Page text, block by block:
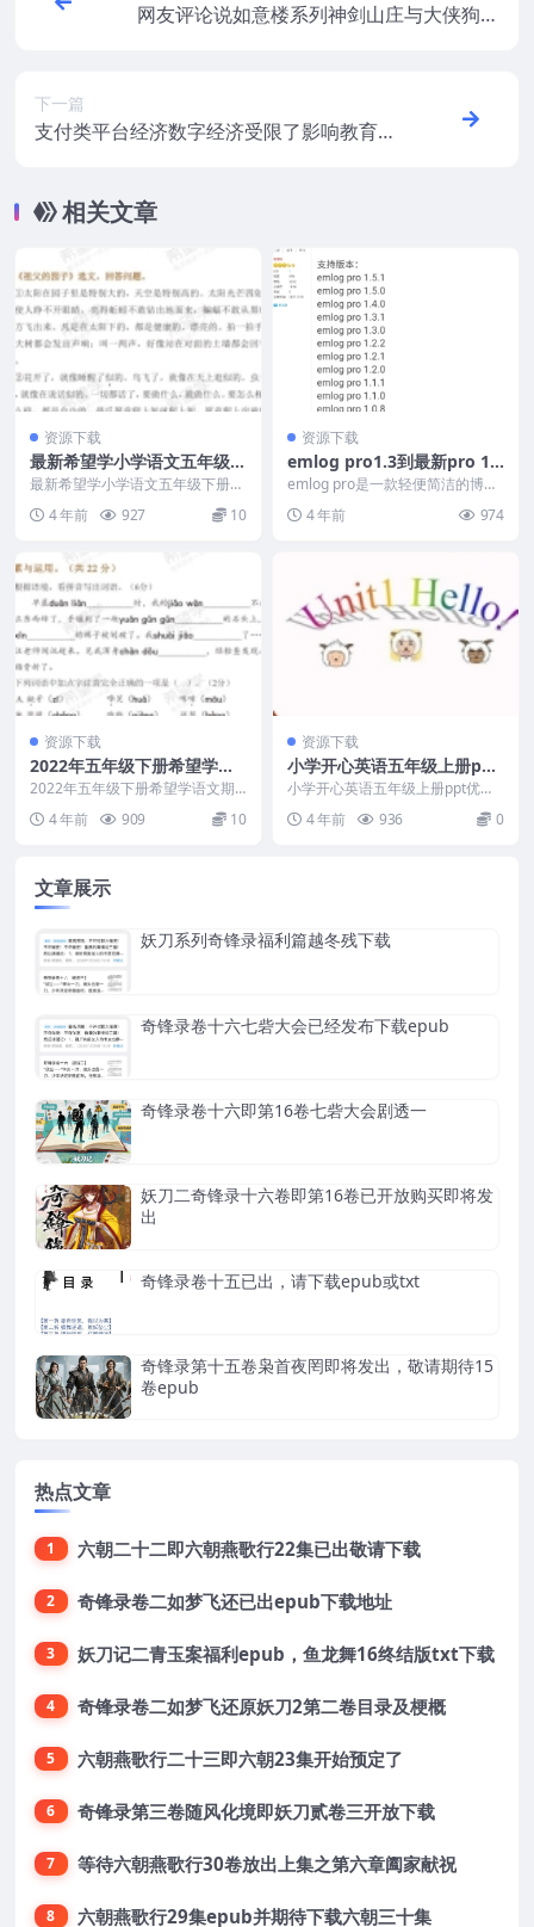
网友评论说如意楼系列神剑山庄与大侠狗子
下一篇
支付类平台经济数字经济受限了影响教育与
相关文章
资源下载
最新希望学小学语文五年级下
册期末复习阅读习作专项
最新希望学小学语文五年级下册期
末复习阅读习作专项部分内容： 2.
根据意思从文中找...
4 年前 927 10
资源下载
emlog pro1.3到最新pro 1.
5.1的免费开心使用方法
emlog pro是一款轻便简洁的博
费，有实力的网...
4 年前 974
资源下载
2022年五年级下册希望学语
文期末模拟试卷
2022年五年级下册希望学语文期
末模拟试卷部分内容如下： 7.叔叔
开书店，请你帮...
4 年前 909 10
资源下载
小学开心英语五年级上册ppt
优秀课件三套
小学开心英语五年级上册ppt优秀
课件三套包括第三，四，五三个单
元的优秀PPT课件...
4 年前 936 0
文章展示
妖刀系列奇锋录福利篇越冬残下载
奇锋录卷十六七砦大会已经发布下载epub
奇锋录卷十六即第16卷七砦大会剧透一
妖刀二奇锋录十六卷即第16卷已开放购买即将发
出
奇锋录卷十五已出，请下载epub或txt
奇锋录第十五卷枭首夜罔即将发出，敬请期待15
卷epub
热点文章
1 六朝二十二即六朝燕歌行22集已出敬请下载
2 奇锋录卷二如梦飞还已出epub下载地址
3 妖刀记二青玉案福利epub，鱼龙舞16终结版txt下载
4 奇锋录卷二如梦飞还原妖刀2第二卷目录及梗概
5 六朝燕歌行二十三即六朝23集开始预定了
6 奇锋录第三卷随风化境即妖刀贰卷三开放下载
7 等待六朝燕歌行30卷放出上集之第六章阖家献祝
8 六朝燕歌行29集epub并期待下载六朝三十集